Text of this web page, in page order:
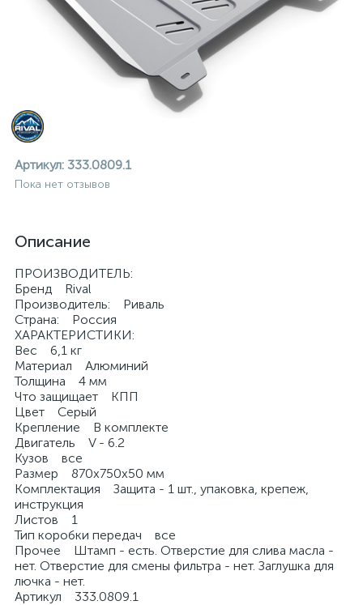
Артикул: 333.0809.1
Пока нет отзывов
Описание
ПРОИЗВОДИТЕЛЬ:
Бренд Rival
Производитель: Риваль
Страна: Россия
ХАРАКТЕРИСТИКИ:
Вес 6,1 кг
Материал Алюминий
Толщина 4 мм
Что защищает КПП
Цвет Серый
Крепление В комплекте
Двигатель V - 6.2
Кузов все
Размер 870х750х50 мм
Комплектация Защита - 1 шт., упаковка, крепеж,
инструкция
Листов 1
Тип коробки передач все
Прочее Штамп - есть. Отверстие для слива масла -
нет. Отверстие для смены фильтра - нет. Заглушка для
лючка - нет.
Артикул 333.0809.1